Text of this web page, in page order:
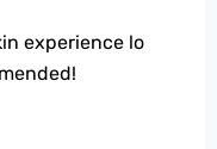
experience lo